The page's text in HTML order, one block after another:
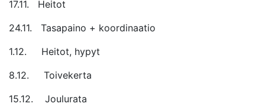
17.11. Heitot
24.11. Tasapaino + koordinaatio
1.12. Heitot, hypyt
8.12. Toivekerta
15.12. Joulurata